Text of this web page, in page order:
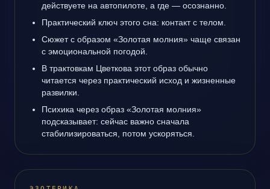
действуете на автопилоте, а где — осознанно.
Практический ключ этого сна: контакт с телом.
Сюжет с образом «Золотая молния» чаще связан
с эмоциональной погодой.
В трактовкам Цветкова этот образ обычно
читается через практический исход и жизненные
развилки.
Психика через образ «Золотая молния»
подсказывает: сейчас важно сначала
стабилизироваться, потом ускоряться.